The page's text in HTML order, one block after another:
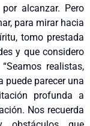
alcanzar. Pero
para mirar hacia
tomo prestada
y que considero
realistas,
puede parecer una
profunda a
Nos recuerda